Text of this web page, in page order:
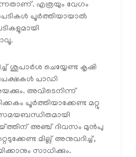
എത്രയും വേഗം
പൂര്‍ത്തിയായാല്‍
ശുപാര്‍ശ ചെയ്യേണ്ട കൃഷി
പാഡി
അവിടെനിന്ന്
പൂര്‍ത്തിയാക്കേണ്ട മറ്റു
അഞ്ച് ദിവസം മുന്‍പു
മില്ല് അനുവദിച്ച്,
സാധിക്കും.